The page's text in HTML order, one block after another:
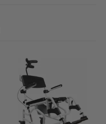
Dit product heeft meerdere variaties. Deze optie kan gekozen